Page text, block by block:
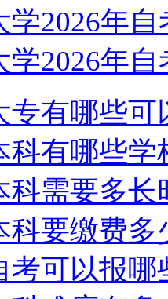
学2026年
学2026年
专有哪些可
科有哪些学
科需要多
科要缴费多
考可以报哪